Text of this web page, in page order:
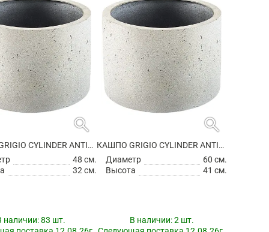
search
КАШПО GRIGIO CYLINDER ANTIQUE WHITE
48 см.
32 см.
наличии:83 шт.
search
КАШПО GRIGIO CYLINDER ANTIQUE WHITE
Диаметр
60 см.
Высота
41 см.
В наличии:2 шт.